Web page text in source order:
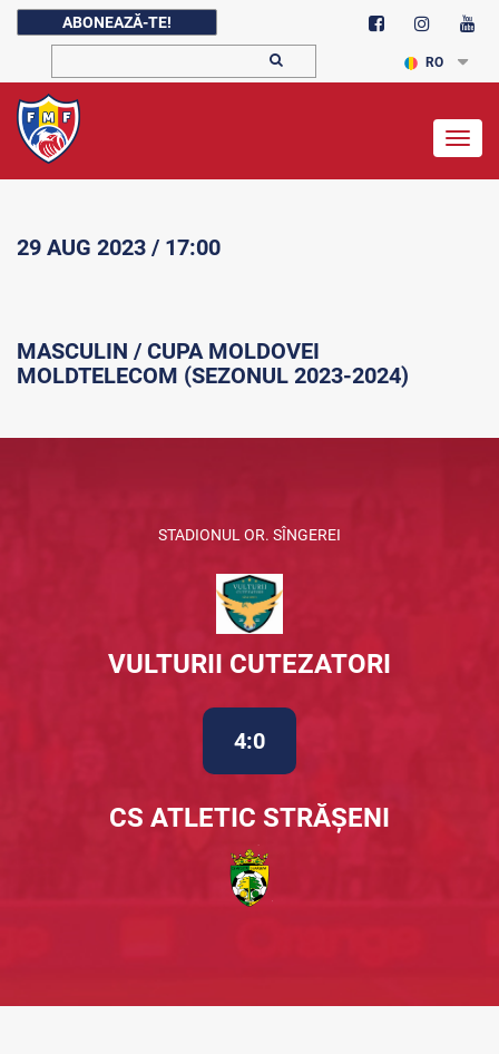
ABONEAZĂ-TE!
RO
29 AUG 2023 / 17:00
MASCULIN / CUPA MOLDOVEI
MOLDTELECOM (SEZONUL 2023-2024)
STADIONUL OR. SÎNGEREI
VULTURII CUTEZATORI
4:0
CS ATLETIC STRĂȘENI